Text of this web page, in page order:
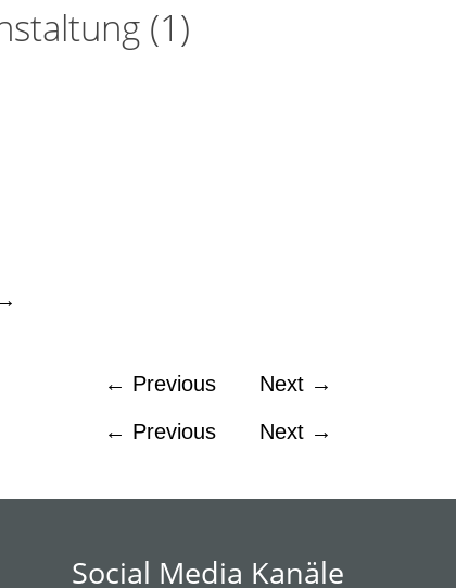
(1)
→
← Previous Next →
← Previous Next →
Social Media Kanäle